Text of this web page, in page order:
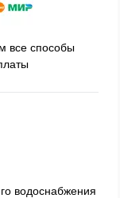
все способы
водоснабжения